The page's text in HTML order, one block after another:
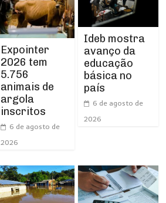
Expointer
2026 tem
5.756
animais de
argola
inscritos
6 de agosto de
2026
Ideb mostra
avanço da
educação
básica no
país
6 de agosto de
2026